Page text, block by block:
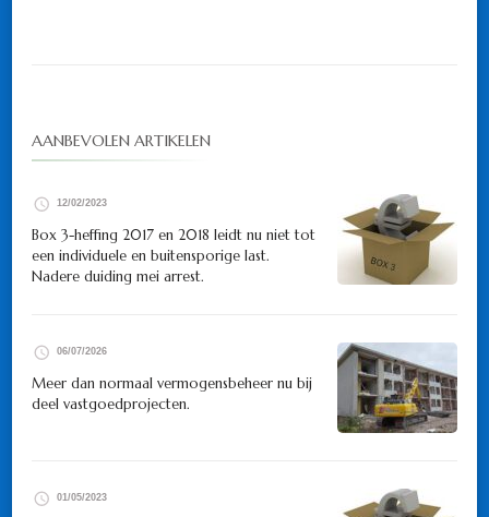
AANBEVOLEN ARTIKELEN
12/02/2023
Box 3-heffing 2017 en 2018 leidt nu niet tot
een individuele en buitensporige last.
Nadere duiding mei arrest.
06/07/2026
Meer dan normaal vermogensbeheer nu bij
deel vastgoedprojecten.
01/05/2023